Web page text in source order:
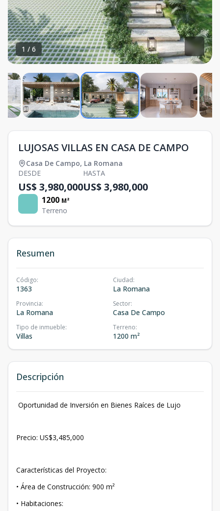
1 / 6
LUJOSAS VILLAS EN CASA DE CAMPO
Casa De Campo, La Romana
DESDE
US$ 3,980,000
HASTA
US$ 3,980,000
1200 M²
Terreno
Resumen
Código:
1363
Ciudad:
La Romana
Provincia:
La Romana
Sector:
Casa De Campo
Tipo de inmueble:
Villas
Terreno:
1200 m²
Descripción
Oportunidad de Inversión en Bienes Raíces de Lujo
Precio: US$3,485,000
Características del Proyecto:
• Área de Construcción: 900 m²
• Habitaciones: